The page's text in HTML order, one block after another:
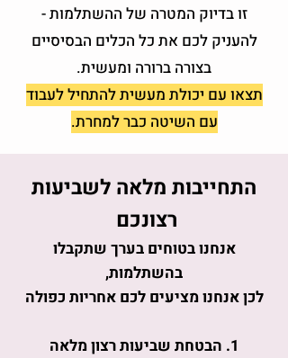
זו בדיוק המטרה של ההשתלמות -
להעניק לכם את כל הכלים הבסיסיים
בצורה ברורה ומעשית.
תצאו עם יכולת מעשית להתחיל לעבוד
עם השיטה כבר למחרת.
התחייבות מלאה לשביעות
רצונכם
אנחנו בטוחים בערך שתקבלו
בהשתלמות,
לכן אנחנו מציעים לכם אחריות כפולה
1. הבטחת שביעות רצון מלאה